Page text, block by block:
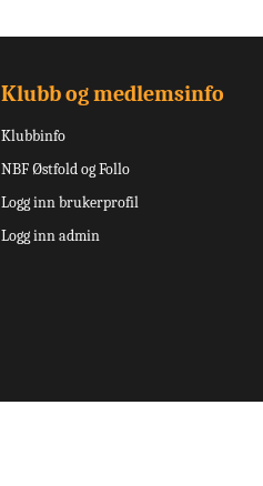
Klubb og medlemsinfo
Klubbinfo
NBF Østfold og Follo
Logg inn brukerprofil
Logg inn admin